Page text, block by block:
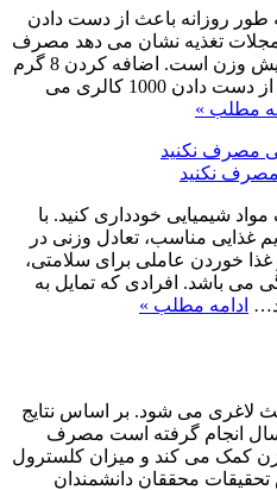
طور روزانه باعث از دست دادن
تغذیه نشان می دهد مصرف
فیبر راهی برای جلوگیری از افزایش وزن است. اضافه کردن 8 گرم
فیبر در رژیم غذایی روزانه باعث از دست دادن 1000 کالری می
مطلب »
مصرف نکنید
شیمیایی خودداری کنید. با
غذایی مناسب، تعادل وزنی در
خوردن عاملی برای سلامتی،
می باشد. افرادی که تمایل به
ادامه مطلب »
لاغری می شود. بر اساس نتایج
که روی زنان 45 تا 67 سال انجام گرفته است مصرف
کمک می کند و میزان کلسترول
محققان دانشمندان